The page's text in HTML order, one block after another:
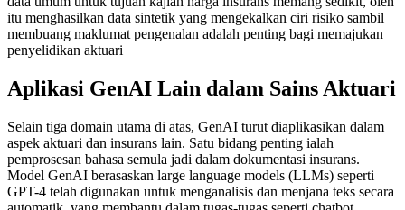
itu menghasilkan data sintetik yang mengekalkan ciri risiko sambil
membuang maklumat pengenalan adalah penting bagi memajukan
penyelidikan aktuari​
Aplikasi GenAI Lain dalam Sains Aktuari
Selain tiga domain utama di atas, GenAI turut diaplikasikan dalam
aspek aktuari dan insurans lain. Satu bidang penting ialah
pemprosesan bahasa semula jadi dalam dokumentasi insurans.
Model GenAI berasaskan large language models (LLMs) seperti
GPT-4 telah digunakan untuk menganalisis dan menjana teks secara